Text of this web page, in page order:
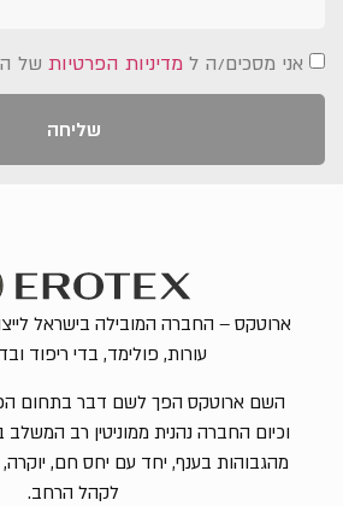
אני מסכים/ה למדיניות הפרטיותשל
שליחה
ארוטקס – החברה המובילה בישראל
עורות, פולימד, בדי ריפוד ובדי
השם ארוטקס הפך לשם דבר בתחום
וכיום החברה נהנית ממוניטין רב המשלב
מהגבוהות בענף, יחד עם יחס חם, יוקרה,
לקהל הרחב.